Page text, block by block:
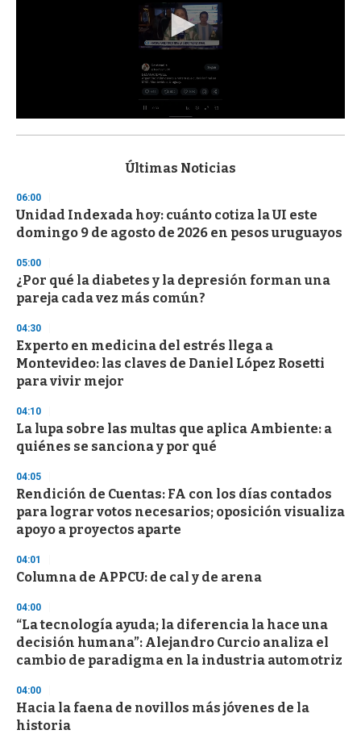
s
d
s
o
f
3
s
e
c
n
d
s
Últimas Noticias
06:00
Unidad Indexada hoy: cuánto cotiza la UI este
domingo 9 de agosto de 2026 en pesos uruguayos
05:00
¿Por qué la diabetes y la depresión forman una
pareja cada vez más común?
04:30
Experto en medicina del estrés llega a
Montevideo: las claves de Daniel López Rosetti
para vivir mejor
04:10
La lupa sobre las multas que aplica Ambiente: a
quiénes se sanciona y por qué
04:05
Rendición de Cuentas: FA con los días contados
para lograr votos necesarios; oposición visualiza
apoyo a proyectos aparte
04:01
Columna de APPCU: de cal y de arena
04:00
“La tecnología ayuda; la diferencia la hace una
decisión humana”: Alejandro Curcio analiza el
cambio de paradigma en la industria automotriz
04:00
Hacia la faena de novillos más jóvenes de la
historia